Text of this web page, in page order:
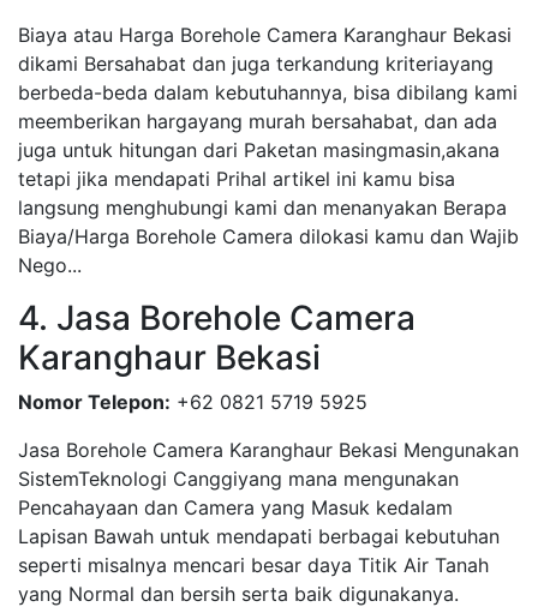
Biaya atau Harga Borehole Camera Karanghaur Bekasi
dikami Bersahabat dan juga terkandung kriteriayang
berbeda-beda dalam kebutuhannya, bisa dibilang kami
meemberikan hargayang murah bersahabat, dan ada
juga untuk hitungan dari Paketan masingmasin,akana
tetapi jika mendapati Prihal artikel ini kamu bisa
langsung menghubungi kami dan menanyakan Berapa
Biaya/Harga Borehole Camera dilokasi kamu dan Wajib
Nego...
4. Jasa Borehole Camera
Karanghaur Bekasi
Nomor Telepon: +62 0821 5719 5925
Jasa Borehole Camera Karanghaur Bekasi Mengunakan
SistemTeknologi Canggiyang mana mengunakan
Pencahayaan dan Camera yang Masuk kedalam
Lapisan Bawah untuk mendapati berbagai kebutuhan
seperti misalnya mencari besar daya Titik Air Tanah
yang Normal dan bersih serta baik digunakanya.